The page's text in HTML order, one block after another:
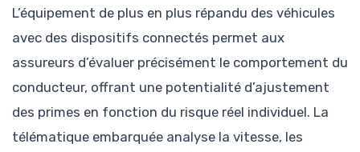
L’équipement de plus en plus répandu des véhicules
avec des dispositifs connectés permet aux
assureurs d’évaluer précisément le comportement du
conducteur, offrant une potentialité d’ajustement
des primes en fonction du risque réel individuel. La
télématique embarquée analyse la vitesse, les